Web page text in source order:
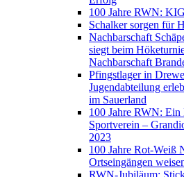
100 Jahre RWN:
Schalker sorgen für
Nachbarschaft
siegt beim
Nachbarschaft
Pfingstlager in
Jugendabteilung
im Sauerland
100 Jahre RWN: Ein
Sportverein –
2023
100 Jahre Rot-Weiß
Ortseingängen
RWN-Jubiläum: